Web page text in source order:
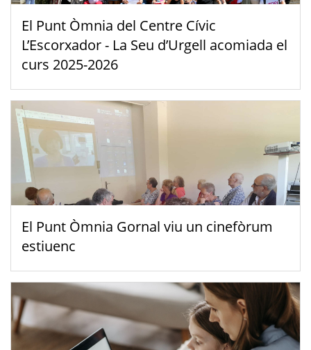
El Punt Òmnia del Centre Cívic
L’Escorxador - La Seu d’Urgell acomiada el
curs 2025-2026
El Punt Òmnia Gornal viu un cinefòrum
estiuenc